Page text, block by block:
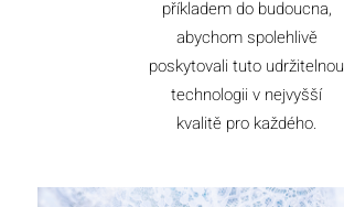
příkladem do budoucna,
abychom spolehlivě
poskytovali tuto udržitelnou
technologii v nejvyšší
kvalitě pro každého.